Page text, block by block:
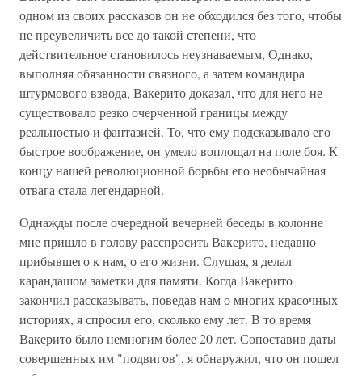
одном из своих рассказов он не обходился без того, чтобы
не преувеличить все до такой степени, что
действительное становилось неузнаваемым, Однако,
выполняя обязанности связного, а затем командира
штурмового взвода, Вакерито доказал, что для него не
существовало резко очерченной границы между
реальностью и фантазией. То, что ему подсказывало его
быстрое воображение, он умело воплощал на поле боя. К
концу нашей революционной борьбы его необычайная
отвага стала легендарной.
Однажды после очередной вечерней беседы в колонне
мне пришло в голову расспросить Вакерито, недавно
прибывшего к нам, о его жизни. Слушая, я делал
карандашом заметки для памяти. Когда Вакерито
закончил рассказывать, поведав нам о многих красочных
историях, я спросил его, сколько ему лет. В то время
Вакерито было немногим более 20 лет. Сопоставив даты
совершенных им "подвигов", я обнаружил, что он пошел